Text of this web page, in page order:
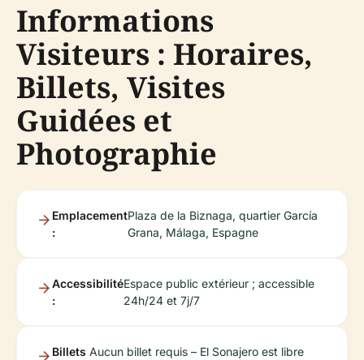
Informations
Visiteurs : Horaires,
Billets, Visites
Guidées et
Photographie
Emplacement
:
Plaza de la Biznaga, quartier García
Grana, Málaga, Espagne
Accessibilité
:
Espace public extérieur ; accessible
24h/24 et 7j/7
Billets Aucun billet requis – El Sonajero est libre